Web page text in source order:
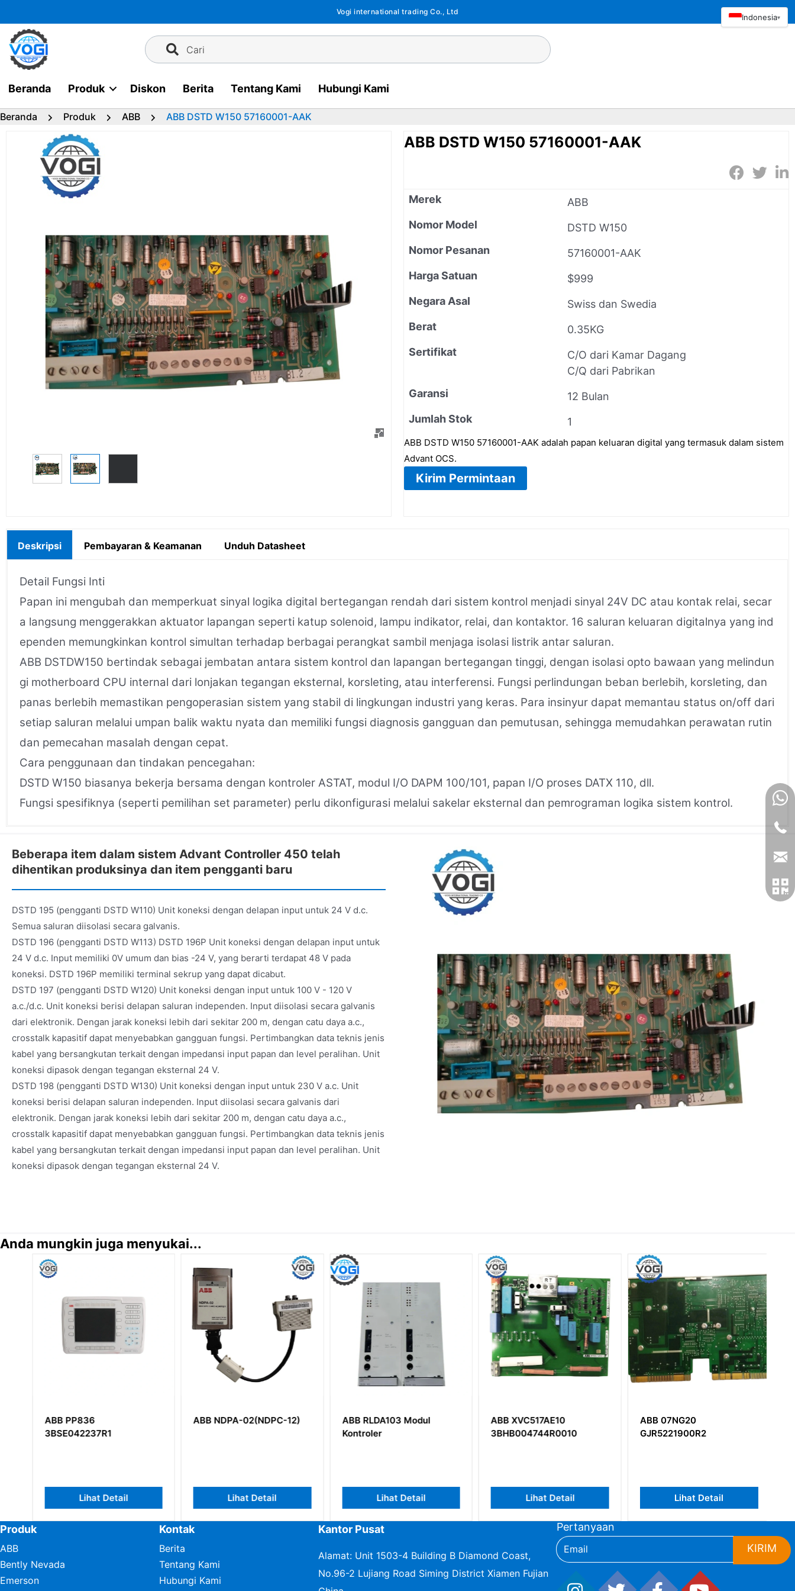
ke
konten
Vogi international trading Co., Ltd
Cari
Beranda Produk Diskon Berita Tentang Kami Hubungi Kami
Beranda Produk ABB ABB DSTD W150 57160001-AAK
ABB DSTD W150 57160001-AAK
Merek
ABB
Nomor Model
DSTD W150
Nomor Pesanan
57160001-AAK
Harga Satuan
$999
Negara Asal
Swiss dan Swedia
Berat
0.35KG
Sertifikat
C/O dari Kamar Dagang
C/Q dari Pabrikan
Garansi
12 Bulan
Jumlah Stok
1
ABB DSTD W150 57160001-AAK adalah papan keluaran digital yang termasuk dalam sistem
Advant OCS.
Kirim Permintaan
Deskripsi Pembayaran & Keamanan Unduh Datasheet
Detail Fungsi Inti
Papan ini mengubah dan memperkuat sinyal logika digital bertegangan rendah dari sistem kontrol menjadi sinyal 24V DC atau kontak relai, secar
a langsung menggerakkan aktuator lapangan seperti katup solenoid, lampu indikator, relai, dan kontaktor. 16 saluran keluaran digitalnya yang ind
ependen memungkinkan kontrol simultan terhadap berbagai perangkat sambil menjaga isolasi listrik antar saluran.
ABB DSTDW150 bertindak sebagai jembatan antara sistem kontrol dan lapangan bertegangan tinggi, dengan isolasi opto bawaan yang melindun
gi motherboard CPU internal dari lonjakan tegangan eksternal, korsleting, atau interferensi. Fungsi perlindungan beban berlebih, korsleting, dan
panas berlebih memastikan pengoperasian sistem yang stabil di lingkungan industri yang keras. Para insinyur dapat memantau status on/off dari
setiap saluran melalui umpan balik waktu nyata dan memiliki fungsi diagnosis gangguan dan pemutusan, sehingga memudahkan perawatan rutin
dan pemecahan masalah dengan cepat.
Cara penggunaan dan tindakan pencegahan:
DSTD W150 biasanya bekerja bersama dengan kontroler ASTAT, modul I/O DAPM 100/101, papan I/O proses DATX 110, dll.
Fungsi spesifiknya (seperti pemilihan set parameter) perlu dikonfigurasi melalui sakelar eksternal dan pemrograman logika sistem kontrol.
Beberapa item dalam sistem Advant Controller 450 telah
dihentikan produksinya dan item pengganti baru
DSTD 195 (pengganti DSTD W110) Unit koneksi dengan delapan input untuk 24 V d.c.
Semua saluran diisolasi secara galvanis.
DSTD 196 (pengganti DSTD W113) DSTD 196P Unit koneksi dengan delapan input untuk
24 V d.c. Input memiliki 0V umum dan bias -24 V, yang berarti terdapat 48 V pada
koneksi. DSTD 196P memiliki terminal sekrup yang dapat dicabut.
DSTD 197 (pengganti DSTD W120) Unit koneksi dengan input untuk 100 V - 120 V
a.c./d.c. Unit koneksi berisi delapan saluran independen. Input diisolasi secara galvanis
dari elektronik. Dengan jarak koneksi lebih dari sekitar 200 m, dengan catu daya a.c.,
crosstalk kapasitif dapat menyebabkan gangguan fungsi. Pertimbangkan data teknis jenis
kabel yang bersangkutan terkait dengan impedansi input papan dan level peralihan. Unit
koneksi dipasok dengan tegangan eksternal 24 V.
DSTD 198 (pengganti DSTD W130) Unit koneksi dengan input untuk 230 V a.c. Unit
koneksi berisi delapan saluran independen. Input diisolasi secara galvanis dari
elektronik. Dengan jarak koneksi lebih dari sekitar 200 m, dengan catu daya a.c.,
crosstalk kapasitif dapat menyebabkan gangguan fungsi. Pertimbangkan data teknis jenis
kabel yang bersangkutan terkait dengan impedansi input papan dan level peralihan. Unit
koneksi dipasok dengan tegangan eksternal 24 V.
Anda mungkin juga menyukai...
ABB PP836
3BSE042237R1
Lihat Detail
ABB NDPA-02(NDPC-12)
Lihat Detail
ABB RLDA103 Modul
Kontroler
Lihat Detail
ABB XVC517AE10
3BHB004744R0010
Lihat Detail
ABB 07NG20
GJR5221900R2
Lihat Detail
Produk
ABB
Bently Nevada
Emerson
Kontak
Berita
Tentang Kami
Hubungi Kami
Kantor Pusat
Alamat: Unit 1503-4 Building B Diamond Coast,
No.96-2 Lujiang Road Siming District Xiamen Fujian
Pertanyaan
KIRIM
Indonesia▾